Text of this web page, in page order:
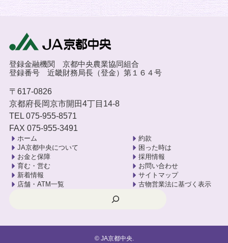
登録金融機関 京都中央農業協同組合
登録番号 近畿財務局長（登金）第１６４号
〒617-0826
京都府長岡京市開田4丁目14-8
TEL 075-955-8571
FAX 075-955-3491
ホーム
JA京都中央について
お金と保障
育む・営む
新着情報
店舗・ATM一覧
約款
困った時は
採用情報
お問い合わせ
サイトマップ
古物営業法に基づく表示
©JA京都中央.